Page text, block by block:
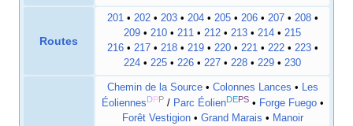
Routes
201 • 202• 203• 204• 205• 206• 207• 208•
209 • 210 • 211 • 212 • 213 • 214 • 215
216• 217• 218• 219• 220• 221 • 222• 223•
224 • 225 • 226 • 227 • 228 • 229 • 230
Chemin de la Source• Colonnes Lances •
Les
ÉoliennesDPP/ Parc ÉolienDEPS• Forge Fuego•
Forêt Vestigion• Grand Marais • Manoir